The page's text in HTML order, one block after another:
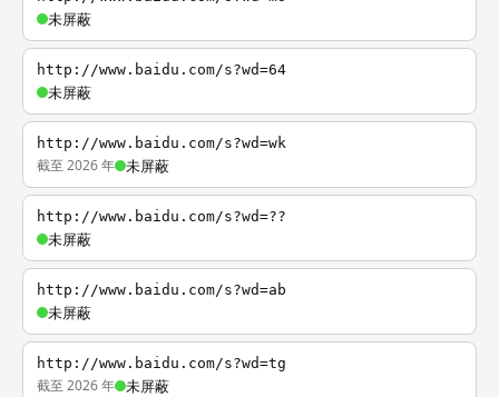
未屏蔽
http://www.baidu.com/s?wd=64
未屏蔽
http://www.baidu.com/s?wd=wk
截至 2026 年 未屏蔽
http://www.baidu.com/s?wd=??
未屏蔽
http://www.baidu.com/s?wd=ab
未屏蔽
http://www.baidu.com/s?wd=tg
截至 2026 年 未屏蔽